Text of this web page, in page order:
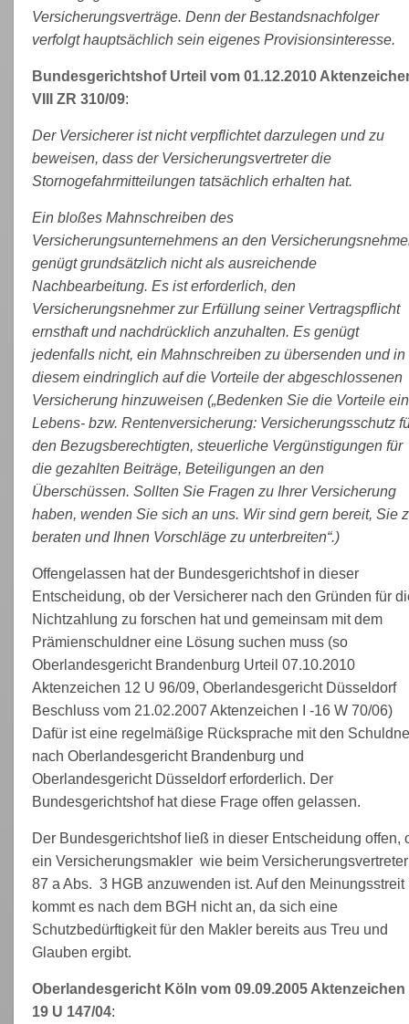
Versicherungsverträge. Denn der Bestandsnachfolger
verfolgt hauptsächlich sein eigenes Provisionsinteresse.
Bundesgerichtshof Urteil vom 01.12.2010
VIII ZR 310/09:
Der Versicherer ist nicht verpflichtet darzulegen und zu
beweisen, dass der Versicherungsvertreter die
Stornogefahrmitteilungen tatsächlich erhalten hat.
Ein bloßes Mahnschreiben des
Versicherungsunternehmens an den
genügt grundsätzlich nicht als ausreichende
Nachbearbeitung. Es ist erforderlich, den
Versicherungsnehmer zur Erfüllung seiner Vertragspflicht
ernsthaft und nachdrücklich anzuhalten. Es genügt
jedenfalls nicht, ein Mahnschreiben zu übersenden und in
diesem eindringlich auf die Vorteile der abgeschlossenen
Versicherung hinzuweisen („Bedenken Sie die Vorteile
Lebens- bzw. Rentenversicherung: Versicherungsschutz
den Bezugsberechtigten, steuerliche Vergünstigungen für
die gezahlten Beiträge, Beteiligungen an den
Überschüssen. Sollten Sie Fragen zu Ihrer Versicherung
haben, wenden Sie sich an uns. Wir sind gern bereit, Sie
beraten und Ihnen Vorschläge zu unterbreiten“.)
Offengelassen hat der Bundesgerichtshof in dieser
Entscheidung, ob der Versicherer nach den Gründen für
Nichtzahlung zu forschen hat und gemeinsam mit dem
Prämienschuldner eine Lösung suchen muss (so
Oberlandesgericht Brandenburg Urteil 07.10.2010
Aktenzeichen 12 U 96/09, Oberlandesgericht Düsseldorf
Beschluss vom 21.02.2007 Aktenzeichen I -16 W 70/06)
Dafür ist eine regelmäßige Rücksprache mit den
nach Oberlandesgericht Brandenburg und
Oberlandesgericht Düsseldorf erforderlich. Der
Bundesgerichtshof hat diese Frage offen gelassen.
Der Bundesgerichtshof ließ in dieser Entscheidung offen,
ein Versicherungsmakler wie beim
87 a Abs. 3 HGB anzuwenden ist. Auf den Meinungsstreit
kommt es nach dem BGH nicht an, da sich eine
Schutzbedürftigkeit für den Makler bereits aus Treu und
Glauben ergibt.
Oberlandesgericht Köln vom 09.09.2005 Aktenzeichen
19 U 147/04: